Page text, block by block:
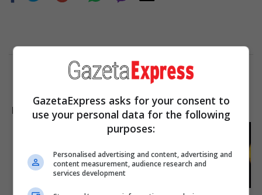
LAJME NGA INTERNETI
She Took Her Love For
Level
Brainberries
GazetaExpress asks for your consent to
use your personal data for the following
purposes:
Personalised advertising and content, advertising and
content measurement, audience research and
services development